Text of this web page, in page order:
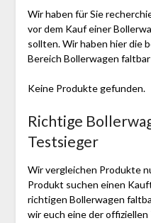
Wir haben für Sie
vor dem Kauf einer
sollten. Wir haben hier die
Bereich Bollerwagen
Keine Produkte gefunden.
Richtige
Testsieger
Wir vergleichen Produkte
Produkt suchen einen
richtigen Bollerwagen
wir euch eine der